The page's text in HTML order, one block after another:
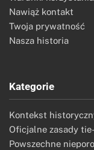
Nawiąż kontakt
Twoja prywatność
Nasza historia
Kategorie
Kontekst
Oficjalne zasady
Powszechne